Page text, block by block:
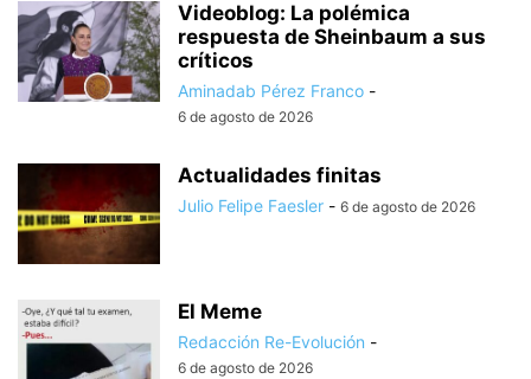
Videoblog: La polémica
respuesta de Sheinbaum a sus
críticos
Aminadab Pérez Franco -
6 de agosto de 2026
Actualidades finitas
Julio Felipe Faesler - 6 de agosto de 2026
El Meme
Redacción Re-Evolución -
6 de agosto de 2026